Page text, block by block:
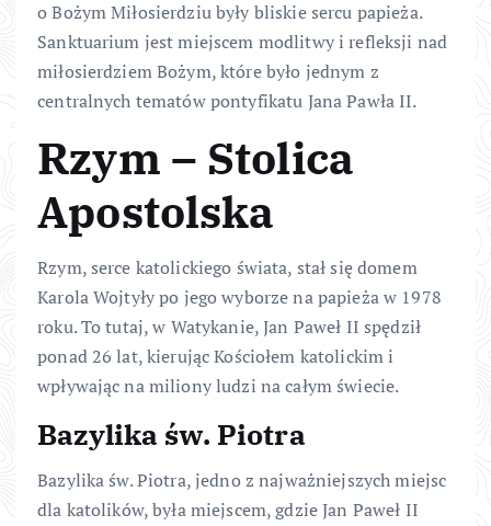
o Bożym Miłosierdziu były bliskie sercu papieża.
Sanktuarium jest miejscem modlitwy i refleksji nad
miłosierdziem Bożym, które było jednym z
centralnych tematów pontyfikatu Jana Pawła II.
Rzym – Stolica
Apostolska
Rzym, serce katolickiego świata, stał się domem
Karola Wojtyły po jego wyborze na papieża w 1978
roku. To tutaj, w Watykanie, Jan Paweł II spędził
ponad 26 lat, kierując Kościołem katolickim i
wpływając na miliony ludzi na całym świecie.
Bazylika św. Piotra
Bazylika św. Piotra, jedno z najważniejszych miejsc
dla katolików, była miejscem, gdzie Jan Paweł II